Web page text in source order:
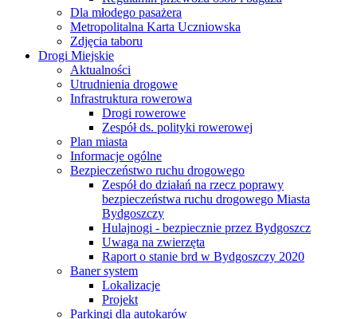
Dla młodego pasażera
Metropolitalna Karta Uczniowska
Zdjęcia taboru
Drogi Miejskie
Aktualności
Utrudnienia drogowe
Infrastruktura rowerowa
Drogi rowerowe
Zespół ds. polityki rowerowej
Plan miasta
Informacje ogólne
Bezpieczeństwo ruchu drogowego
Zespół do działań na rzecz poprawy
bezpieczeństwa ruchu drogowego Miasta
Bydgoszczy
Hulajnogi - bezpiecznie przez Bydgoszcz
Uwaga na zwierzęta
Raport o stanie brd w Bydgoszczy 2020
Baner system
Lokalizacje
Projekt
Parkingi dla autokarów